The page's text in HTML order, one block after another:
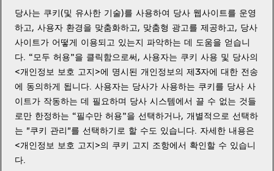
도움이 필요하세요?
법적고지
Youtube
당사는 쿠키(및 유사한 기술)를 사용하여 당사 웹사이트를 운영
하고, 사용자 환경을 맞춤화하고, 맞춤형 광고를 제공하고, 당사
사이트가 어떻게 이용되고 있는지 파악하는 데 도움을 얻습니
다. “모두 허용”을 클릭함으로써, 사용자는 쿠키 사용 및 당사의
<개인정보 보호 고지>에 명시된 개인정보의 제3자에 대한 전송
에 동의하게 됩니다. 사용자는 당사가 사용하는 쿠키를 당사 사
이트가 작동하는 데 필요하며 당사 시스템에서 끌 수 없는 것들
로만 한정하는 “필수만 허용”을 선택하거나, 개별적으로 선택하
는 "쿠키 관리"를 선택하기로 할 수도 있습니다. 자세한 내용은
<개인정보 보호 고지>의 쿠키 고지 조항에서 확인할 수 있습니
다.